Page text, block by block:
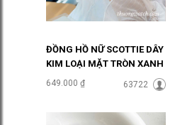
ĐỒNG HỒ NỮ SCOTTIE DÂY
KIM LOẠI MẶT TRÒN XANH
NGỌC ĐHĐ48303
649.000 ₫ 63722